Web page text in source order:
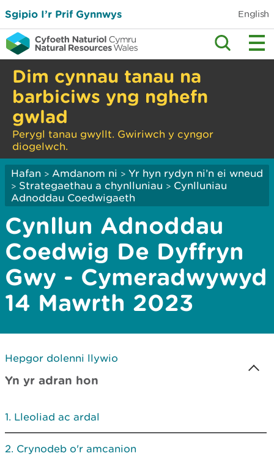
Sgipio I’r Prif Gynnwys English
Dim cynnau tanau na
barbiciws yng nghefn
gwlad
Perygl tanau gwyllt. Gwiriwch y cyngor
diogelwch.
Hafan > Amdanom ni > Yr hyn rydyn ni’n ei wneud
> Strategaethau a chynlluniau > Cynlluniau
Adnoddau Coedwigaeth
Cynllun Adnoddau
Coedwig De Dyffryn
Gwy - Cymeradwywyd
14 Mawrth 2023
Hepgor dolenni llywio
Yn yr adran hon
Lleoliad ac ardal
Crynodeb o'r amcanion